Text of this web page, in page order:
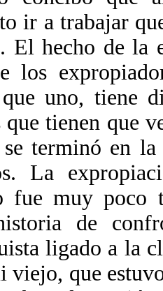
ir a trabajar
El hecho de la
los
uno, tiene
tienen que
se terminó en
La
fue muy poco
de
ligado a la
viejo, que